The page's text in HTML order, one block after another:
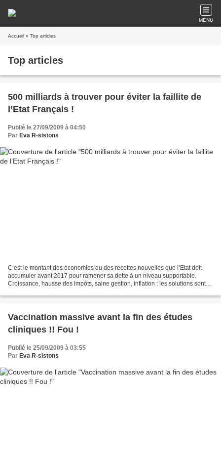
MENU
Accueil » Top articles
Top articles
500 milliards à trouver pour éviter la faillite de
l’Etat Français !
Publié le 27/09/2009 à 04:50
Par Eva R-sistons
C’est le montant des économies ou des recettes nouvelles que l’Etat doit
accumuler avant 2017 pour ramener sa dette à un niveau supportable.
Croissance, hausse des impôts, saine gestion, inflation : les solutions sont
Vaccination massive avant la fin des études
cliniques !! Fou !
Publié le 25/09/2009 à 03:55
Par Eva R-sistons